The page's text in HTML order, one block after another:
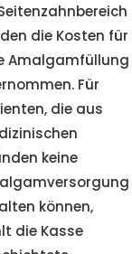
die Kosten für
Amalgamfüllung
Für
die aus
keine
können,
die Kasse